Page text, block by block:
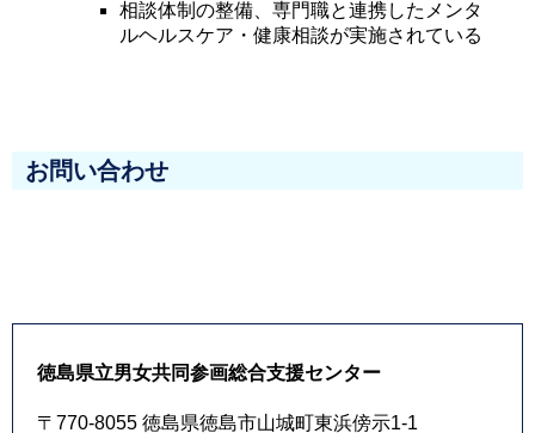
相談体制の整備、専門職と連携したメンタ
ルヘルスケア・健康相談が実施されている
お問い合わせ
徳島県立男女共同参画総合支援センター
〒770-8055 徳島県徳島市山城町東浜傍示1-1